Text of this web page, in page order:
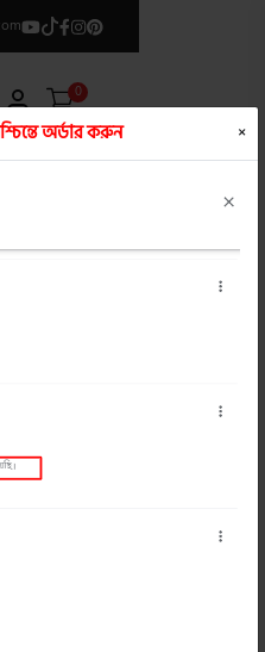
0
অর্ডার করুন ×